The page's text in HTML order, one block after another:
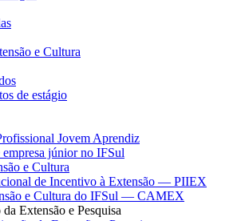
e Cultura
de estágio
Jovem Aprendiz
júnior no IFSul
e Cultura
de Incentivo à Extensão — PIIEX
e Cultura do IFSul — CAMEX
Extensão e Pesquisa